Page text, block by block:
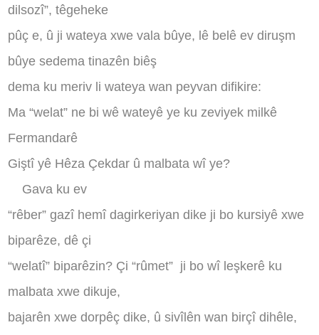
dilsozî”, têgeheke
pûç e, û ji wateya xwe vala bûye, lê belê ev diruşm
bûye sedema tinazên biêş
dema ku meriv li wateya wan peyvan difikire:
Ma “welat” ne bi wê wateyê ye ku zeviyek milkê
Fermandarê
Giştî yê Hêza Çekdar û malbata wî ye?
Gava ku ev
“rêber” gazî hemî dagirkeriyan dike ji bo kursiyê xwe
biparêze, dê çi
“welatî” biparêzin? Çi “rûmet” ji bo wî leşkerê ku
malbata xwe dikuje,
bajarên xwe dorpêç dike, û sivîlên wan birçî dihêle,